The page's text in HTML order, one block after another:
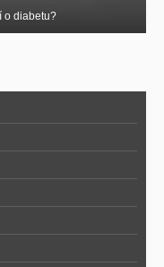
o diabetu?